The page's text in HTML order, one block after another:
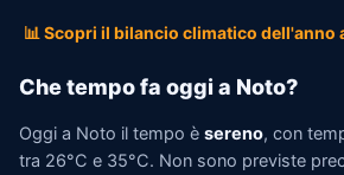
📊 Scopri il bilancio climatico dell'anno
Che tempo fa oggi a Noto?
Oggi a Noto il tempo è sereno, con
tra 26°C e 35°C. Non sono previste